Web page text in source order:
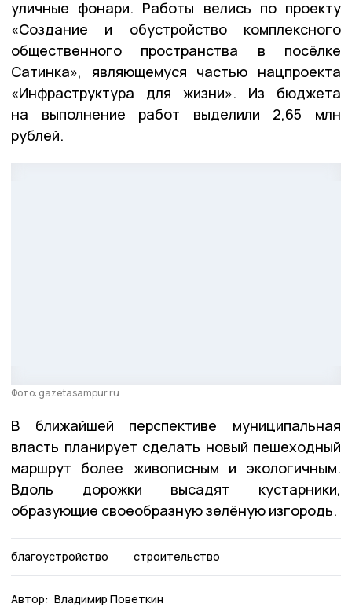
уличные фонари. Работы велись по проекту
«Создание и обустройство комплексного
общественного пространства в посёлке
Сатинка», являющемуся частью нацпроекта
«Инфраструктура для жизни». Из бюджета
на выполнение работ выделили 2,65 млн
рублей.
Фото: gazetasampur.ru
В ближайшей перспективе муниципальная
власть планирует сделать новый пешеходный
маршрут более живописным и экологичным.
Вдоль дорожки высадят кустарники,
образующие своеобразную зелёную изгородь.
благоустройство строительство
Автор: Владимир Поветкин